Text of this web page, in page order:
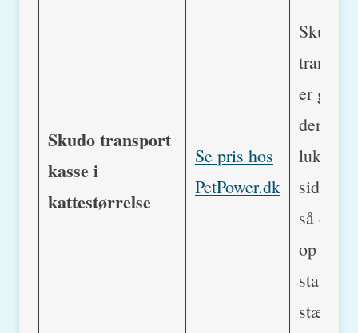
Skudo transport
kasse i
kattestørrelse
Se pris hos
PetPower.dk
Skudos
er god,
den har
siden
så de
op og
stabil
stærk